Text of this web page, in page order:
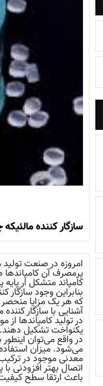
سازگار کننده
امروزه در صنعت
پرمصرف آن
کامپاند متشکل ار
بنابراین وجود
که هر یک مزایا منحصر
آشنایی با سازگار کننده
در تولید کامپاندها از
یکنواخت تشکیل دهند.
در واقع می‌توان
می‌شود. میزان استفاده
معدنی موجود در
اتصال بهتر افزودنی
باعث ارتقا سطح